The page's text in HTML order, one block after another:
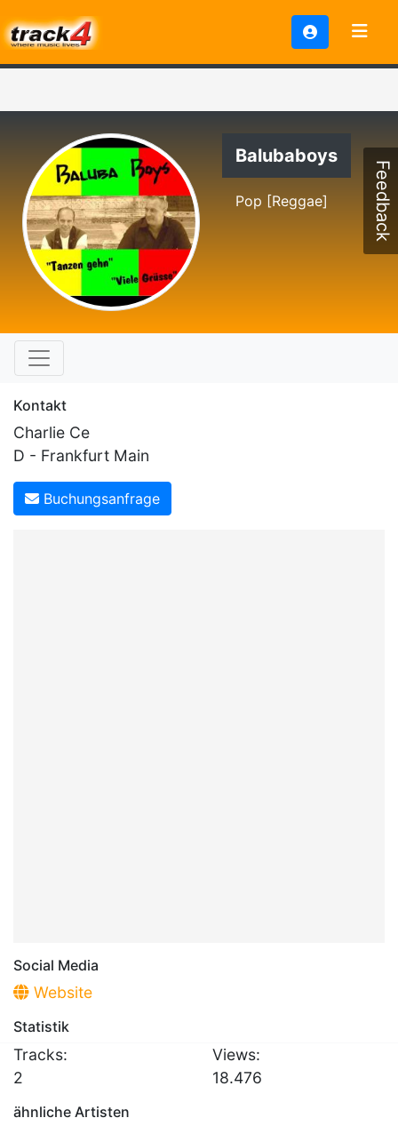
Balubaboys
Pop [Reggae]
Kontakt
Charlie Ce
D - Frankfurt Main
Buchungsanfrage
Social Media
Website
Statistik
Tracks:
2
Views:
18.476
ähnliche Artisten
Feedback